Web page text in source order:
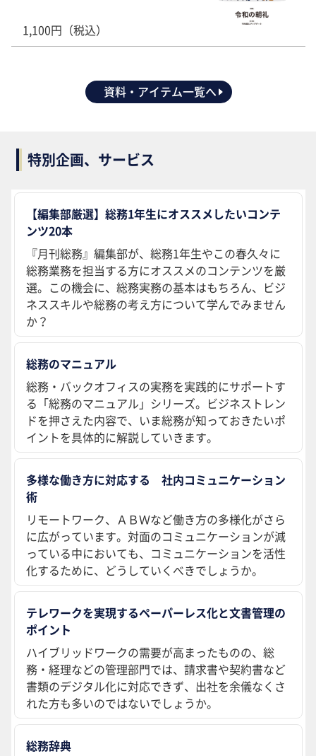
1,100円（税込）
資料・アイテム一覧へ
特別企画、サービス
【編集部厳選】総務1年生にオススメしたいコンテ
ンツ20本
『月刊総務』編集部が、総務1年生やこの春久々に
総務業務を担当する方にオススメのコンテンツを厳
選。この機会に、総務実務の基本はもちろん、ビジ
ネススキルや総務の考え方について学んでみません
か？
総務のマニュアル
総務・バックオフィスの実務を実践的にサポートす
る「総務のマニュアル」シリーズ。ビジネストレン
ドを押さえた内容で、いま総務が知っておきたいポ
イントを具体的に解説していきます。
多様な働き方に対応する 社内コミュニケーション
術
リモートワーク、ＡＢＷなど働き方の多様化がさら
に広がっています。対面のコミュニケーションが減
っている中においても、コミュニケーションを活性
化するために、どうしていくべきでしょうか。
テレワークを実現するペーパーレス化と文書管理の
ポイント
ハイブリッドワークの需要が高まったものの、総
務・経理などの管理部門では、請求書や契約書など
書類のデジタル化に対応できず、出社を余儀なくさ
れた方も多いのではないでしょうか。
総務辞典